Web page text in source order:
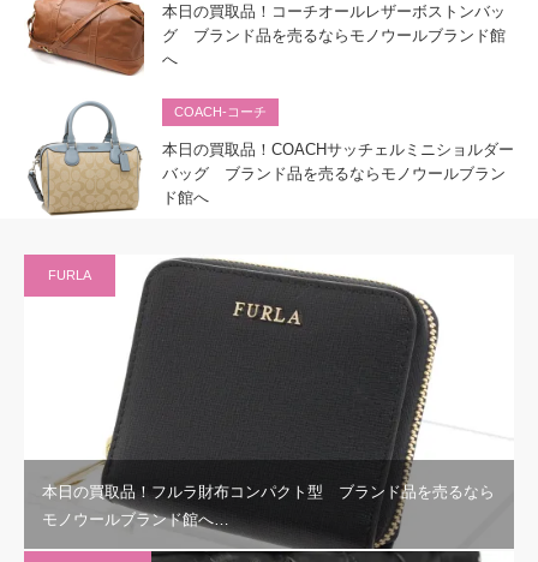
本日の買取品！コーチオールレザーボストンバッ
グ ブランド品を売るならモノウールブランド館
へ
COACH-コーチ
本日の買取品！COACHサッチェルミニショルダー
バッグ ブランド品を売るならモノウールブラン
ド館へ
FURLA
本日の買取品！フルラ財布コンパクト型 ブランド品を売るなら
モノウールブランド館へ…